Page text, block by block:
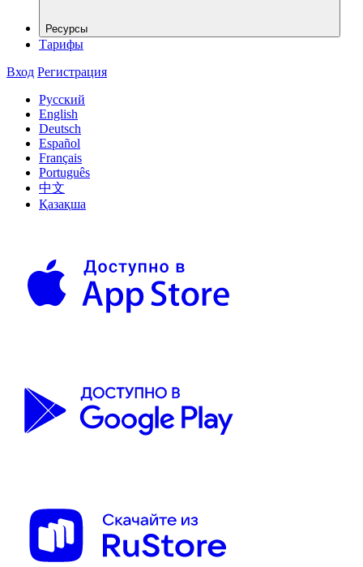
Ресурсы
Тарифы
Вход Регистрация
Русский
English
Deutsch
Español
Français
Português
中文
Қазақша